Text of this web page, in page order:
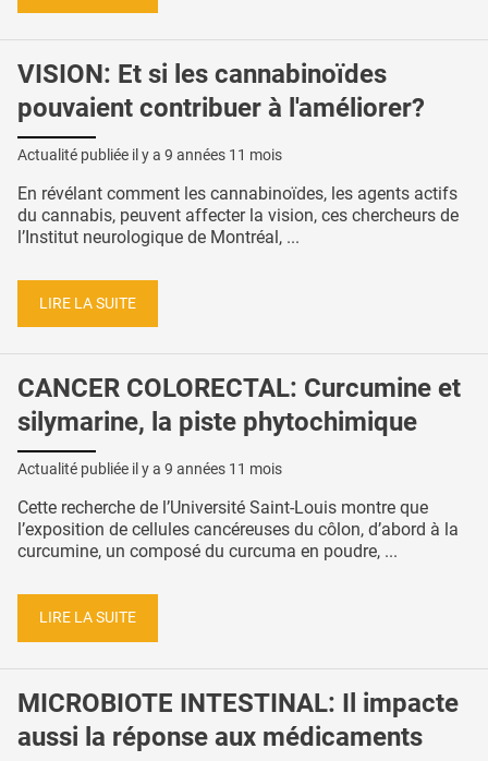
VISION: Et si les cannabinoïdes
pouvaient contribuer à l'améliorer?
Actualité publiée il y a 9 années 11 mois
En révélant comment les cannabinoïdes, les agents actifs
du cannabis, peuvent affecter la vision, ces chercheurs de
l’Institut neurologique de Montréal, ...
LIRE LA SUITE
CANCER COLORECTAL: Curcumine et
silymarine, la piste phytochimique
Actualité publiée il y a 9 années 11 mois
Cette recherche de l’Université Saint-Louis montre que
l’exposition de cellules cancéreuses du côlon, d’abord à la
curcumine, un composé du curcuma en poudre, ...
LIRE LA SUITE
MICROBIOTE INTESTINAL: Il impacte
aussi la réponse aux médicaments